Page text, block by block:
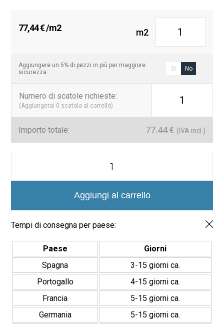
77,44€/m2 m2
Aggiungere un 5% di pezzi in più per maggiore
sicurezza:
Si No
Numero di scatole richieste:
(Aggiungerai 0 scatola al carrello) 1
Importo totale: 77.44 € (IVA incl.)
Aggiungi al carrello
Tempi di consegna per paese:
Paese
Giorni
Spagna
3-15 giorni ca.
Portogallo
4-15 giorni ca.
Francia
5-15 giorni ca.
Germania
5-15 giorni ca.